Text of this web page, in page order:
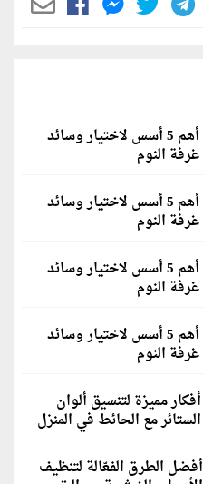
أهم 5 أسس لاختيار وسائد
غرفة النوم
أهم 5 أسس لاختيار وسائد
غرفة النوم
أهم 5 أسس لاختيار وسائد
غرفة النوم
أهم 5 أسس لاختيار وسائد
غرفة النوم
أفكار مميزة لتنسيق ألوان
الستائر مع الحائط في المنزل
أفضل الطرق الفعّالة لتنظيف